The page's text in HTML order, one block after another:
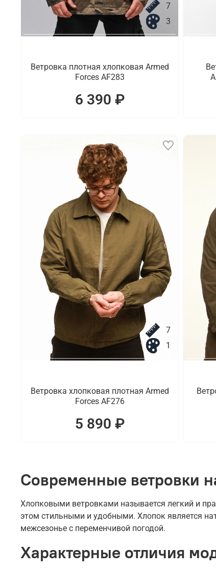
7
3
Ветровка плотная хлопковая Armed
Forces AF283
6 390 ₽
7
1
Ветровка хлопковая плотная Armed
Forces AF276
5 890 ₽
Современные ветровки
Хлопковыми ветровками называется легкий и
этом стильными и удобными. Хлопок является
межсезонье с переменчивой погодой.
Характерные отличия